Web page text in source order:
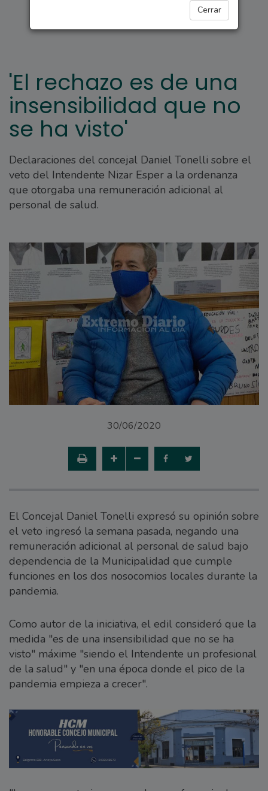
Cerrar
'El rechazo es de una
insensibilidad que no
se ha visto'
Declaraciones del concejal Daniel Tonelli sobre el
veto del Intendente Nizar Esper a la ordenanza
que otorgaba una remuneración adicional al
personal de salud.
30/06/2020
El Concejal Daniel Tonelli expresó su opinión sobre
el veto ingresó la semana pasada, negando una
remuneración adicional al personal de salud bajo
dependencia de la Municipalidad que cumple
funciones en los dos nosocomios locales durante la
pandemia.
Como autor de la iniciativa, el edil consideró que la
medida "es de una insensibilidad que no se ha
visto" máxime "siendo el Intendente un profesional
de la salud" y "en una época donde el pico de la
pandemia empieza a crecer".